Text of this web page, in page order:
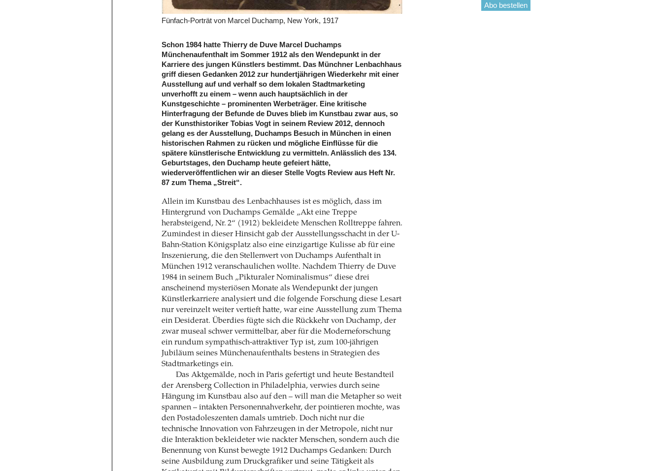
Fünfach-Porträt von Marcel Duchamp, New York, 1917
Schon 1984 hatte Thierry de Duve Marcel Duchamps
Münchenaufenthalt im Sommer 1912 als den Wendepunkt in der
Karriere des jungen Künstlers bestimmt. Das Münchner Lenbachhaus
griff diesen Gedanken 2012 zur hundertjährigen Wiederkehr mit einer
Ausstellung auf und verhalf so dem lokalen Stadtmarketing
unverhofft zu einem – wenn auch hauptsächlich in der
Kunstgeschichte – prominenten Werbeträger. Eine kritische
Hinterfragung der Befunde de Duves blieb im Kunstbau zwar aus, so
der Kunsthistoriker Tobias Vogt in seinem Review 2012, dennoch
gelang es der Ausstellung, Duchamps Besuch in München in einen
historischen Rahmen zu rücken und mögliche Einflüsse für die
spätere künstlerische Entwicklung zu vermitteln. Anlässlich des 134.
Geburtstages, den Duchamp heute gefeiert hätte,
wiederveröffentlichen wir an dieser Stelle Vogts Review aus Heft Nr.
87 zum Thema „Streit“.
Allein im Kunstbau des Lenbachhauses ist es möglich, dass im
Hintergrund von Duchamps Gemälde „Akt eine Treppe
herabsteigend, Nr. 2“ (1912) bekleidete Menschen Rolltreppe fahren.
Zumindest in dieser Hinsicht gab der Ausstellungsschacht in der U-
Bahn-Station Königsplatz also eine einzigartige Kulisse ab für eine
Inszenierung, die den Stellenwert von Duchamps Aufenthalt in
München 1912 veranschaulichen wollte. Nachdem Thierry de Duve
1984 in seinem Buch „Pikturaler Nominalismus“ diese drei
anscheinend mysteriösen Monate als Wendepunkt der jungen
Künstlerkarriere analysiert und die folgende Forschung diese Lesart
nur vereinzelt weiter vertieft hatte, war eine Ausstellung zum Thema
ein Desiderat. Überdies fügte sich die Rückkehr von Duchamp, der
zwar museal schwer vermittelbar, aber für die Moderneforschung
ein rundum sympathisch-attraktiver Typ ist, zum 100-jährigen
Jubiläum seines Münchenaufenthalts bestens in Strategien des
Stadtmarketings ein.
Das Aktgemälde, noch in Paris gefertigt und heute Bestandteil
der Arensberg Collection in Philadelphia, verwies durch seine
Hängung im Kunstbau also auf den – will man die Metapher so weit
spannen – intakten Personennahverkehr, der pointieren mochte, was
den Postadoleszenten damals umtrieb. Doch nicht nur die
technische Innovation von Fahrzeugen in der Metropole, nicht nur
die Interaktion bekleideter wie nackter Menschen, sondern auch die
Benennung von Kunst bewegte 1912 Duchamps Gedanken: Durch
seine Ausbildung zum Druckgrafiker und seine Tätigkeit als
Abo bestellen